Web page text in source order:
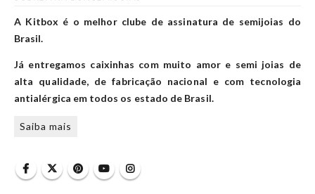
A Kitbox é o melhor clube de assinatura de semijoias do
Brasil.
Já entregamos caixinhas com muito amor e semi joias de
alta qualidade, de fabricação nacional e com tecnologia
antialérgica em todos os estado de Brasil.
Saiba mais